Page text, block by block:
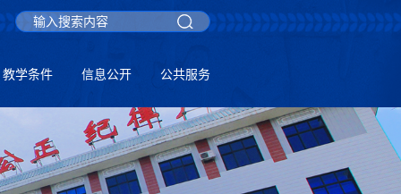
教学条件 信息公开 公共服务